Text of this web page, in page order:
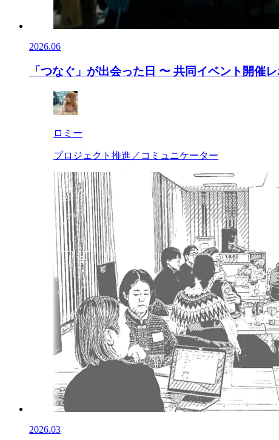
2026.06
「つなぐ」が出会った日 〜 共同イベント開催
ロミー
プロジェクト推進／コミュニケーター
2026.03